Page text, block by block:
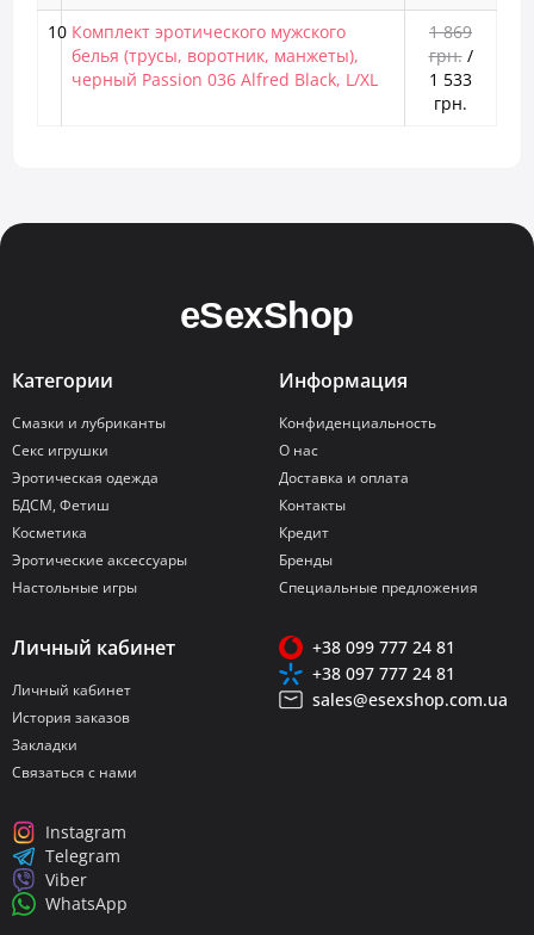
10 Комплект эротического мужского
белья (трусы, воротник, манжеты),
черный Passion 036 Alfred Black, L/XL
1 869
грн./
1 533
грн.
Категории
Смазки и лубриканты
Секс игрушки
Эротическая одежда
БДСМ, Фетиш
Косметика
Эротические аксессуары
Настольные игры
Информация
Конфиденциальность
О нас
Доставка и оплата
Контакты
Кредит
Бренды
Специальные предложения
Личный кабинет
Личный кабинет
История заказов
Закладки
Связаться с нами
+38 099 777 24 81
+38 097 777 24 81
sales@esexshop.com.ua
Instagram
Telegram
Viber
WhatsApp